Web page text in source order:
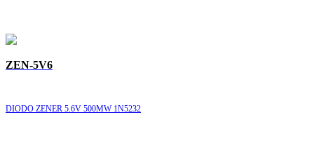
ZEN-5V6
DIODO ZENER 5.6V 500MW 1N5232